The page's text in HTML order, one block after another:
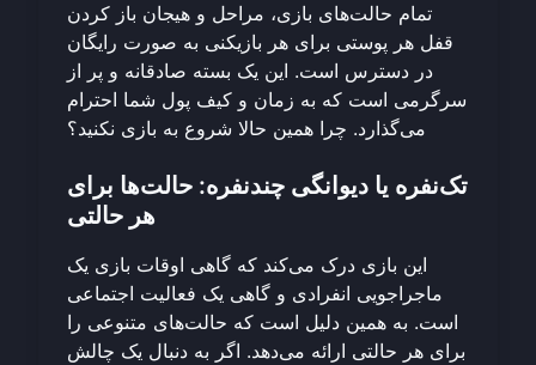
تمام حالت‌های بازی، مراحل و هیجان باز کردن
قفل هر پوستی برای هر بازیکنی به صورت رایگان
در دسترس است. این یک بسته صادقانه و پر از
سرگرمی است که به زمان و کیف پول شما احترام
می‌گذارد. چرا همین حالا شروع به بازی نکنید؟
تک‌نفره یا دیوانگی چندنفره: حالت‌ها برای
هر حالتی
این بازی درک می‌کند که گاهی اوقات بازی یک
ماجراجویی انفرادی و گاهی یک فعالیت اجتماعی
است. به همین دلیل است که حالت‌های متنوعی را
برای هر حالتی ارائه می‌دهد. اگر به دنبال یک چالش